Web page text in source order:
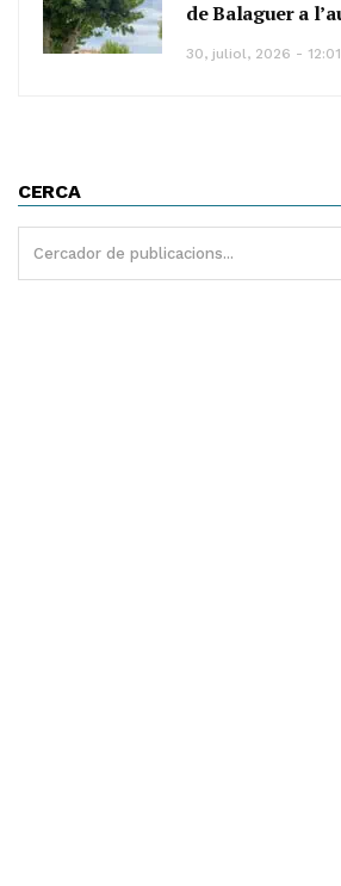
de Balaguer a
30, juliol, 2026 - 12:01
CERCA